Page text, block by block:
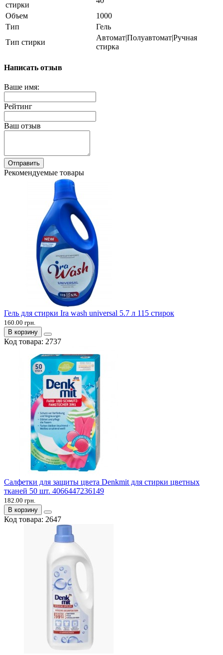
стирки
Объем
1000
Тип
Гель
Тип стирки
Автомат|Полуавтомат|Ручная
стирка
Написать отзыв
Ваше имя:
Рейтинг
Ваш отзыв
Отправить
Рекомендуемые товары
Гель для стирки Ira wash universal 5.7 л 115 стирок
160.00 грн.
В корзину
Код товара: 2737
Салфетки для защиты цвета Denkmit для стирки цветных
тканей 50 шт. 4066447236149
182.00 грн.
В корзину
Код товара: 2647